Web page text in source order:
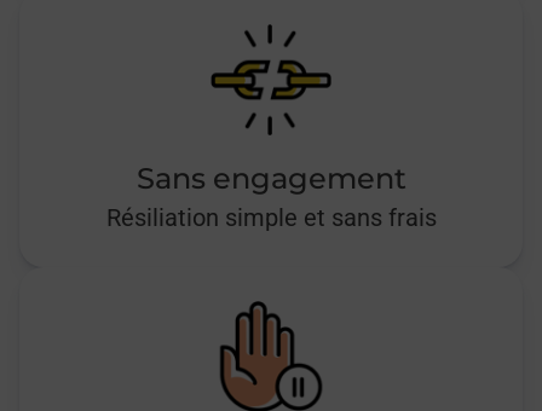
Sans engagement
Résiliation simple et sans frais